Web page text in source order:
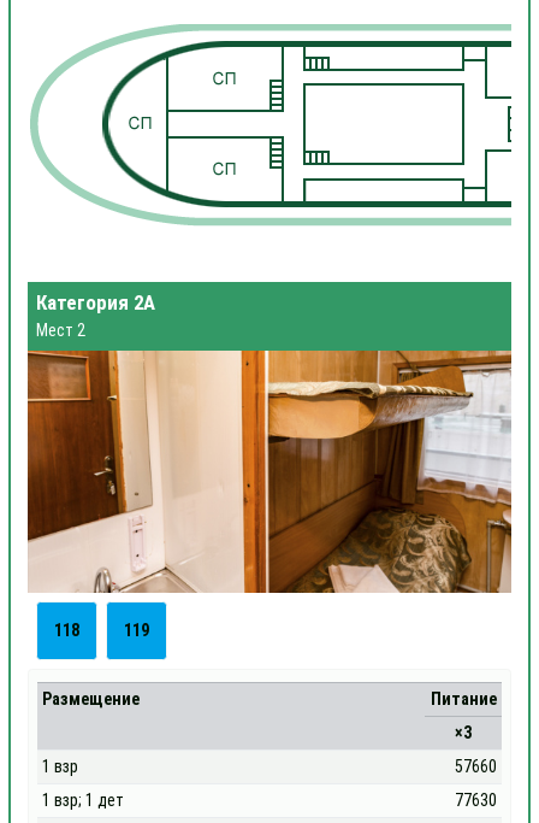
Категория 2А
Мест 2
118 119
Размещение
Питание
×3
1 взр
57660
1 взр; 1 дет
77630